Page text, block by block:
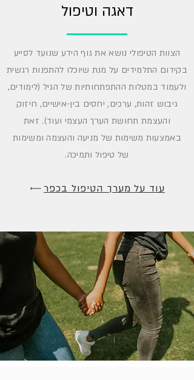
דאגה וטיפול
הצוות הטיפולי נושא את גוף הידע שנועד לסייע
בקידום התלמידים על מנת שיוכלו להתפנות רגשית
ולעמוד במטלות ההתפתחותיות של הגיל (לימודים,
גיבוש זהות, ערכים, יחסים בין-אישיים, חיזוק
והעצמת תחושת הערך העצמי ועוד). זאת
באמצעות משימות של מניעה והעצמה ומשימות
של טיפול ותמיכה.
עוד על מערך הטיפול בכפר